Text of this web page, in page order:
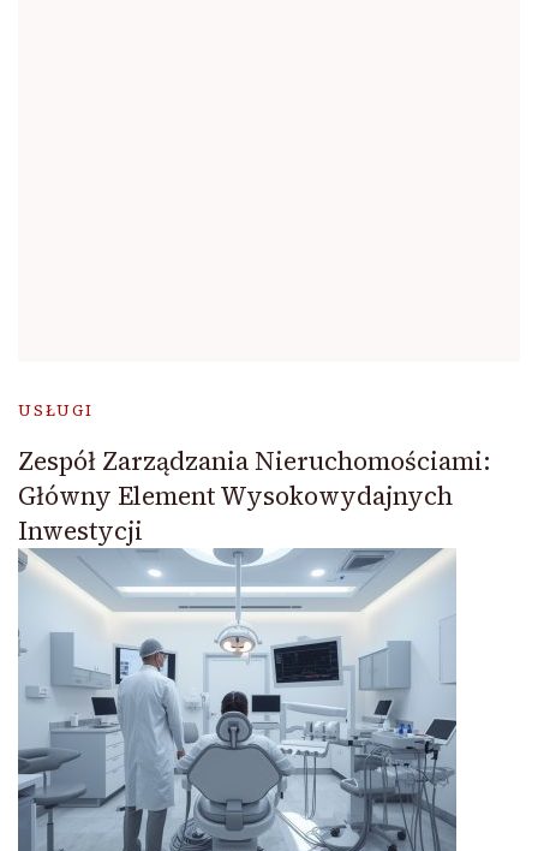
USŁUGI
Zespół Zarządzania Nieruchomościami:
Główny Element Wysokowydajnych
Inwestycji